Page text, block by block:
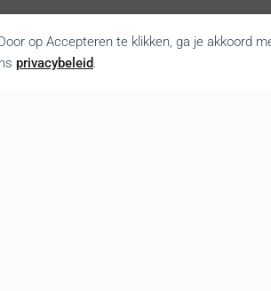
op Accepteren te klikken, ga je akkoord
privacybeleid.